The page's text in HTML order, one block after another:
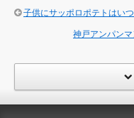
子供にサッポロポテトはい
神戸アンパン